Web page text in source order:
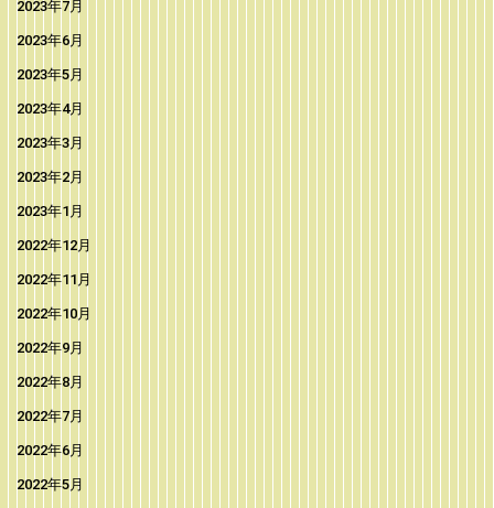
2023年7月
2023年6月
2023年5月
2023年4月
2023年3月
2023年2月
2023年1月
2022年12月
2022年11月
2022年10月
2022年9月
2022年8月
2022年7月
2022年6月
2022年5月